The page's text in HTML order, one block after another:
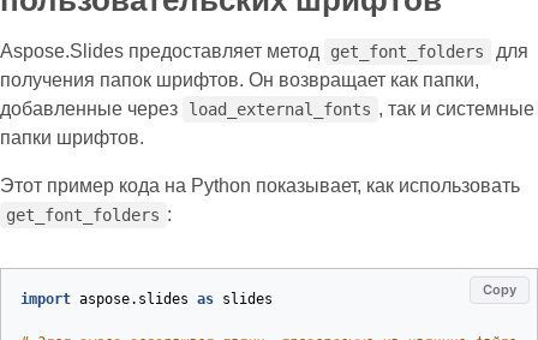
Aspose.Slides предоставляет метод get_font_folders
для
получения папок шрифтов. Он возвращает как папки,
добавленные через
load_external_fonts , так и системные
папки шрифтов.
Этот пример кода на Python показывает, как использовать
get_font_folders :
Copy
import aspose.slides as slides